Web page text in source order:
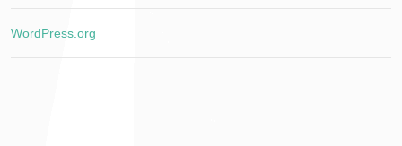
WordPress.org